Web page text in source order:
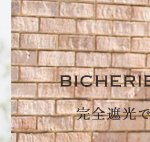
りサイズ。
・Ｍサイズ(親
一般的に使われ
同サイズ。
折りたたみ傘
・2段タイプ(
折りたたむのが
も持てます。
・3段タイプ(
最もコンパクト